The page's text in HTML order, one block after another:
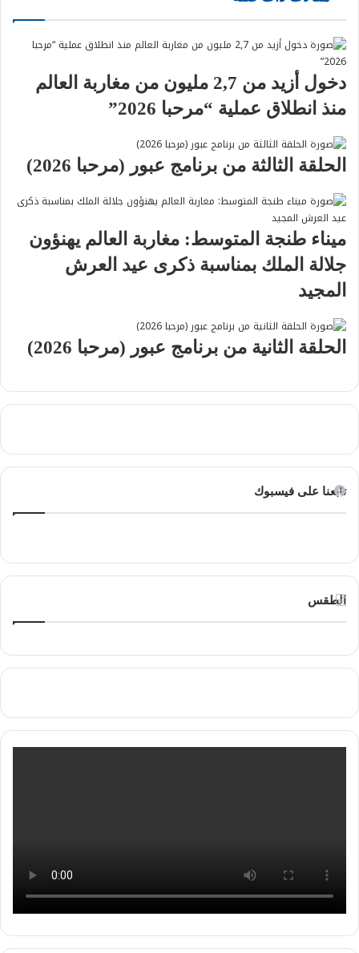
دخول أزيد من 2,7 مليون من مغاربة العالم
منذ انطلاق عملية “مرحبا 2026”
الحلقة الثالثة من برنامج عبور (مرحبا 2026)
ميناء طنجة المتوسط: مغاربة العالم يهنؤون
جلالة الملك بمناسبة ذكرى عيد العرش
المجيد
الحلقة الثانية من برنامج عبور (مرحبا 2026)
تابعنا على فيسبوك
الطقس